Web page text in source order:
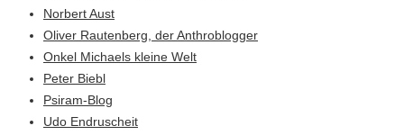
Norbert Aust
Oliver Rautenberg, der Anthroblogger
Onkel Michaels kleine Welt
Peter Biebl
Psiram-Blog
Udo Endruscheit